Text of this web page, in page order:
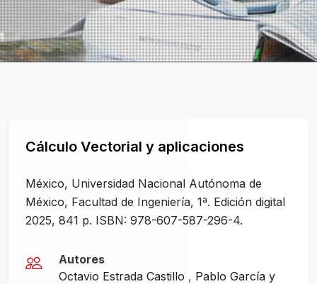
Cálculo Vectorial y aplicaciones
México, Universidad Nacional Autónoma de
México, Facultad de Ingeniería, 1ª. Edición digital
2025, 841 p. ISBN: 978-607-587-296-4.
Autores
Octavio Estrada Castillo , Pablo García y